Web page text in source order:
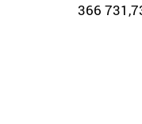
366